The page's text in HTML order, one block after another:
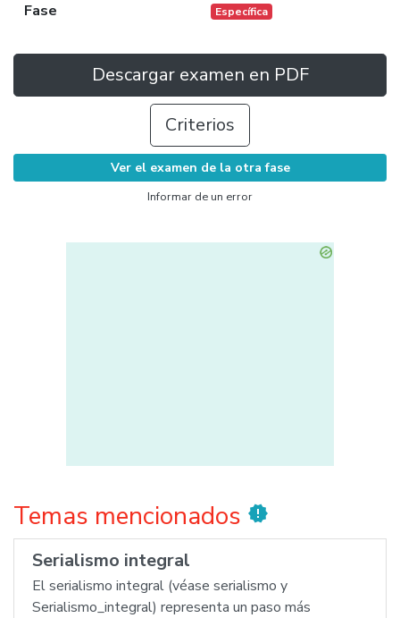
Fase Específica
Descargar examen en PDF
Criterios
Ver el examen de la otra fase
Informar de un error
Temas mencionados new_releases
Serialismo integral
El serialismo integral (véase serialismo y
Serialismo_integral) representa un paso más